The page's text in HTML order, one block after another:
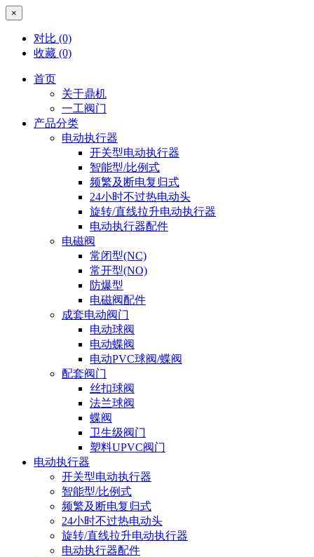
×
对比 (0)
收藏 (0)
首页
关于鼎机
一工阀门
产品分类
电动执行器
开关型电动执行器
智能型/比例式
频繁及断电复归式
24小时不过热电动头
旋转/直线拉升电动执行器
电动执行器配件
电磁阀
常闭型(NC)
常开型(NO)
防爆型
电磁阀配件
成套电动阀门
电动球阀
电动蝶阀
电动PVC球阀/蝶阀
配套阀门
丝扣球阀
法兰球阀
蝶阀
卫生级阀门
塑料UPVC阀门
电动执行器
开关型电动执行器
智能型/比例式
频繁及断电复归式
24小时不过热电动头
旋转/直线拉升电动执行器
电动执行器配件